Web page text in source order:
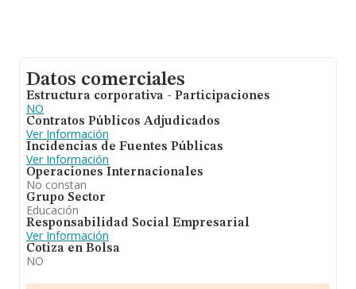
Datos comerciales
Estructura corporativa - Participaciones
NO
Contratos Públicos Adjudicados
Ver Información
Incidencias de Fuentes Públicas
Ver Información
Operaciones Internacionales
No constan
Grupo Sector
Educación
Responsabilidad Social Empresarial
Ver Información
Cotiza en Bolsa
NO